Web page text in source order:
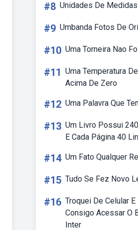
#8 Unidades De
#9 Umbanda Fotos De
#10 Uma Torneira Nao
#11 Uma Temperatura
Acima De Zero
#12 Uma Palavra Que
#13 Um Livro Possui
E Cada Página 40
#14 Um Fato Qualquer
#15 Tudo Se Fez Novo
#16 Troquei De Celular E
Consigo Acessar O
Inter